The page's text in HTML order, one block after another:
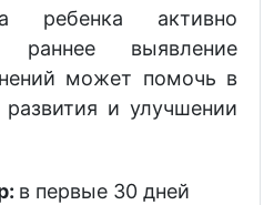
ребенка активно
раннее выявление
может помочь в
и улучшении
в первые 30 дней